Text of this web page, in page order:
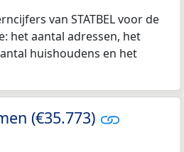
van STATBEL voor de
het aantal adressen, het
huishoudens en het
(€35.773)